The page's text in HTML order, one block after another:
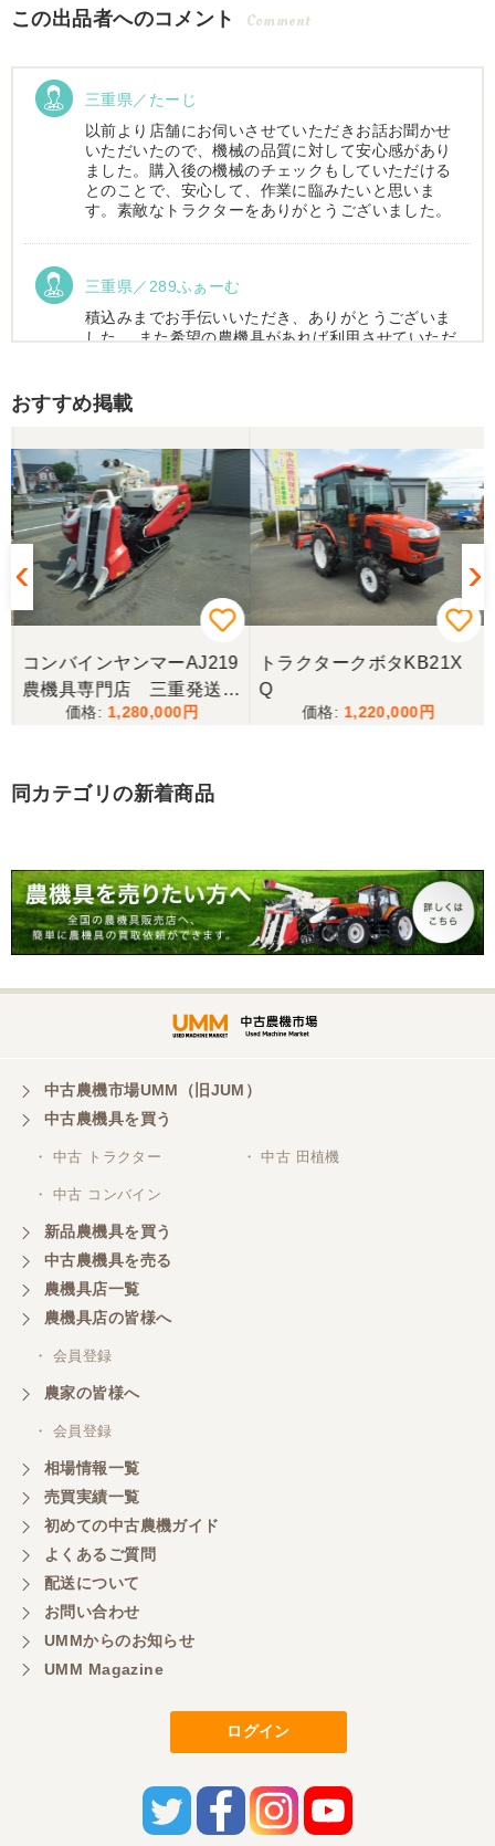
この出品者へのコメント Comment
三重県／たーじ
以前より店舗にお伺いさせていただきお話お聞かせ
いただいたので、機械の品質に対して安心感があり
ました。購入後の機械のチェックもしていただける
とのことで、安心して、作業に臨みたいと思いま
す。素敵なトラクターをありがとうございました。
三重県／289ふぁーむ
積込みまでお手伝いいただき、ありがとうございま
した。 また希望の農機具があれば利用させていただ
この度はお世話になりました。また、機会があれば
よろしくお願いします。
三重県／ユウスケ
購入から引き取りまでスムーズでした。ありがとう
ございました。
三重県／
当方の要望に対して、素早く対応していただき感謝
が、今後も農機具を買う際はのうき屋さんを利用し
ようと思います。
写真と現物が違いすぎる
三重県／谷本勝美
こちらの、対応も、よく、大変、満足、です。
三重県／谷本勝美
こちらの、対応、も、よくして、くれました。
た。
三重県／山本
対応ありがとうございました。
三重県／山本
共立シュレッターを受け取りました。 状態は問題な
く、エンジンも調子がよさそうです。 ありがとうご
ざいました。
いつも色々お願いごとをしますが、 無理なお願いも
嫌な顔をせずに一生懸命頑張ってくれる中山さんに
感謝しています。ここで3台買いましたが、これから
おすすめ掲載
コンバインヤンマーAJ219
農機具専門店 三重発送整
備済み
1,280,000
トラクタークボタKB21X
Q
1,220,000
同カテゴリの新着商品
中古農機市場UMM（旧JUM）
中古農機具を買う
・ 中古 トラクター ・ 中古 田植機
・ 中古 コンバイン
新品農機具を買う
中古農機具を売る
農機具店一覧
農機具店の皆様へ
・ 会員登録
農家の皆様へ
・ 会員登録
相場情報一覧
売買実績一覧
初めての中古農機ガイド
よくあるご質問
配送について
お問い合わせ
UMMからのお知らせ
UMM Magazine
ログイン